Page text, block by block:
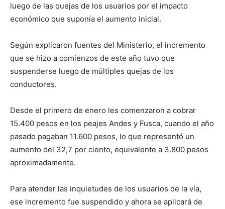
luego de las quejas de los usuarios por el impacto
económico que suponía el aumento inicial.
Según explicaron fuentes del Ministerio, el incremento
que se hizo a comienzos de este año tuvo que
suspenderse luego de múltiples quejas de los
conductores.
Desde el primero de enero les comenzaron a cobrar
15.400 pesos en los peajes Andes y Fusca, cuando el año
pasado pagaban 11.600 pesos, lo que representó un
aumento del 32,7 por ciento, equivalente a 3.800 pesos
aproximadamente.
Para atender las inquietudes de los usuarios de la vía,
ese incremento fue suspendido y ahora se aplicará de